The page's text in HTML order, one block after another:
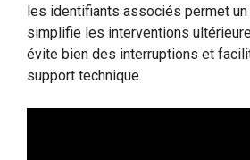
les identifiants associés permet
simplifie les interventions
évite bien des interruptions et
support technique.